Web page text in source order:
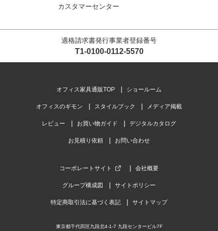
カスタマーセンター
適格請求書発行事業者登録番号
T1-0100-0112-5570
オフィス家具通販TOP ショールーム
オフィスのギモン スタイルブック メディア掲載
レビュー お買い物ガイド デジタルカタログ
お見積り依頼 お問い合わせ
コーポレートサイト 会社概要
グループ構成図 サイトポリシー
特定商取引法に基づく表記 サイトマップ
東京都千代田区九段北4-1-7 九段センタービル7F